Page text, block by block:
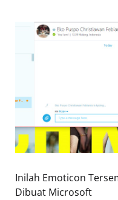
Inilah Emoticon
Dibuat Microsoft